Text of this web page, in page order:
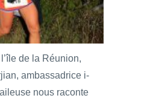
de la Réunion,
ambassadrice i-
nous raconte